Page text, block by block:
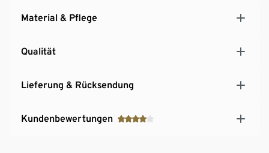
Material & Pflege
Qualität
Lieferung & Rücksendung
Kundenbewertungen